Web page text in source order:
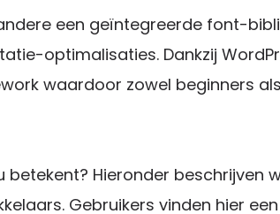
een geïntegreerde font-
optimalisaties. Dankzij
waardoor zowel beginners
betekent? Hieronder beschrijven
Gebruikers vinden hier